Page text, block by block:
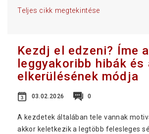
Teljes cikk megtekintése
Kezdj el edzeni? Íme a
leggyakoribb hibák és
elkerülésének módja
03.02.2026 0
A kezdetek általában tele vannak
akkor keletkezik a legtöbb felesleges